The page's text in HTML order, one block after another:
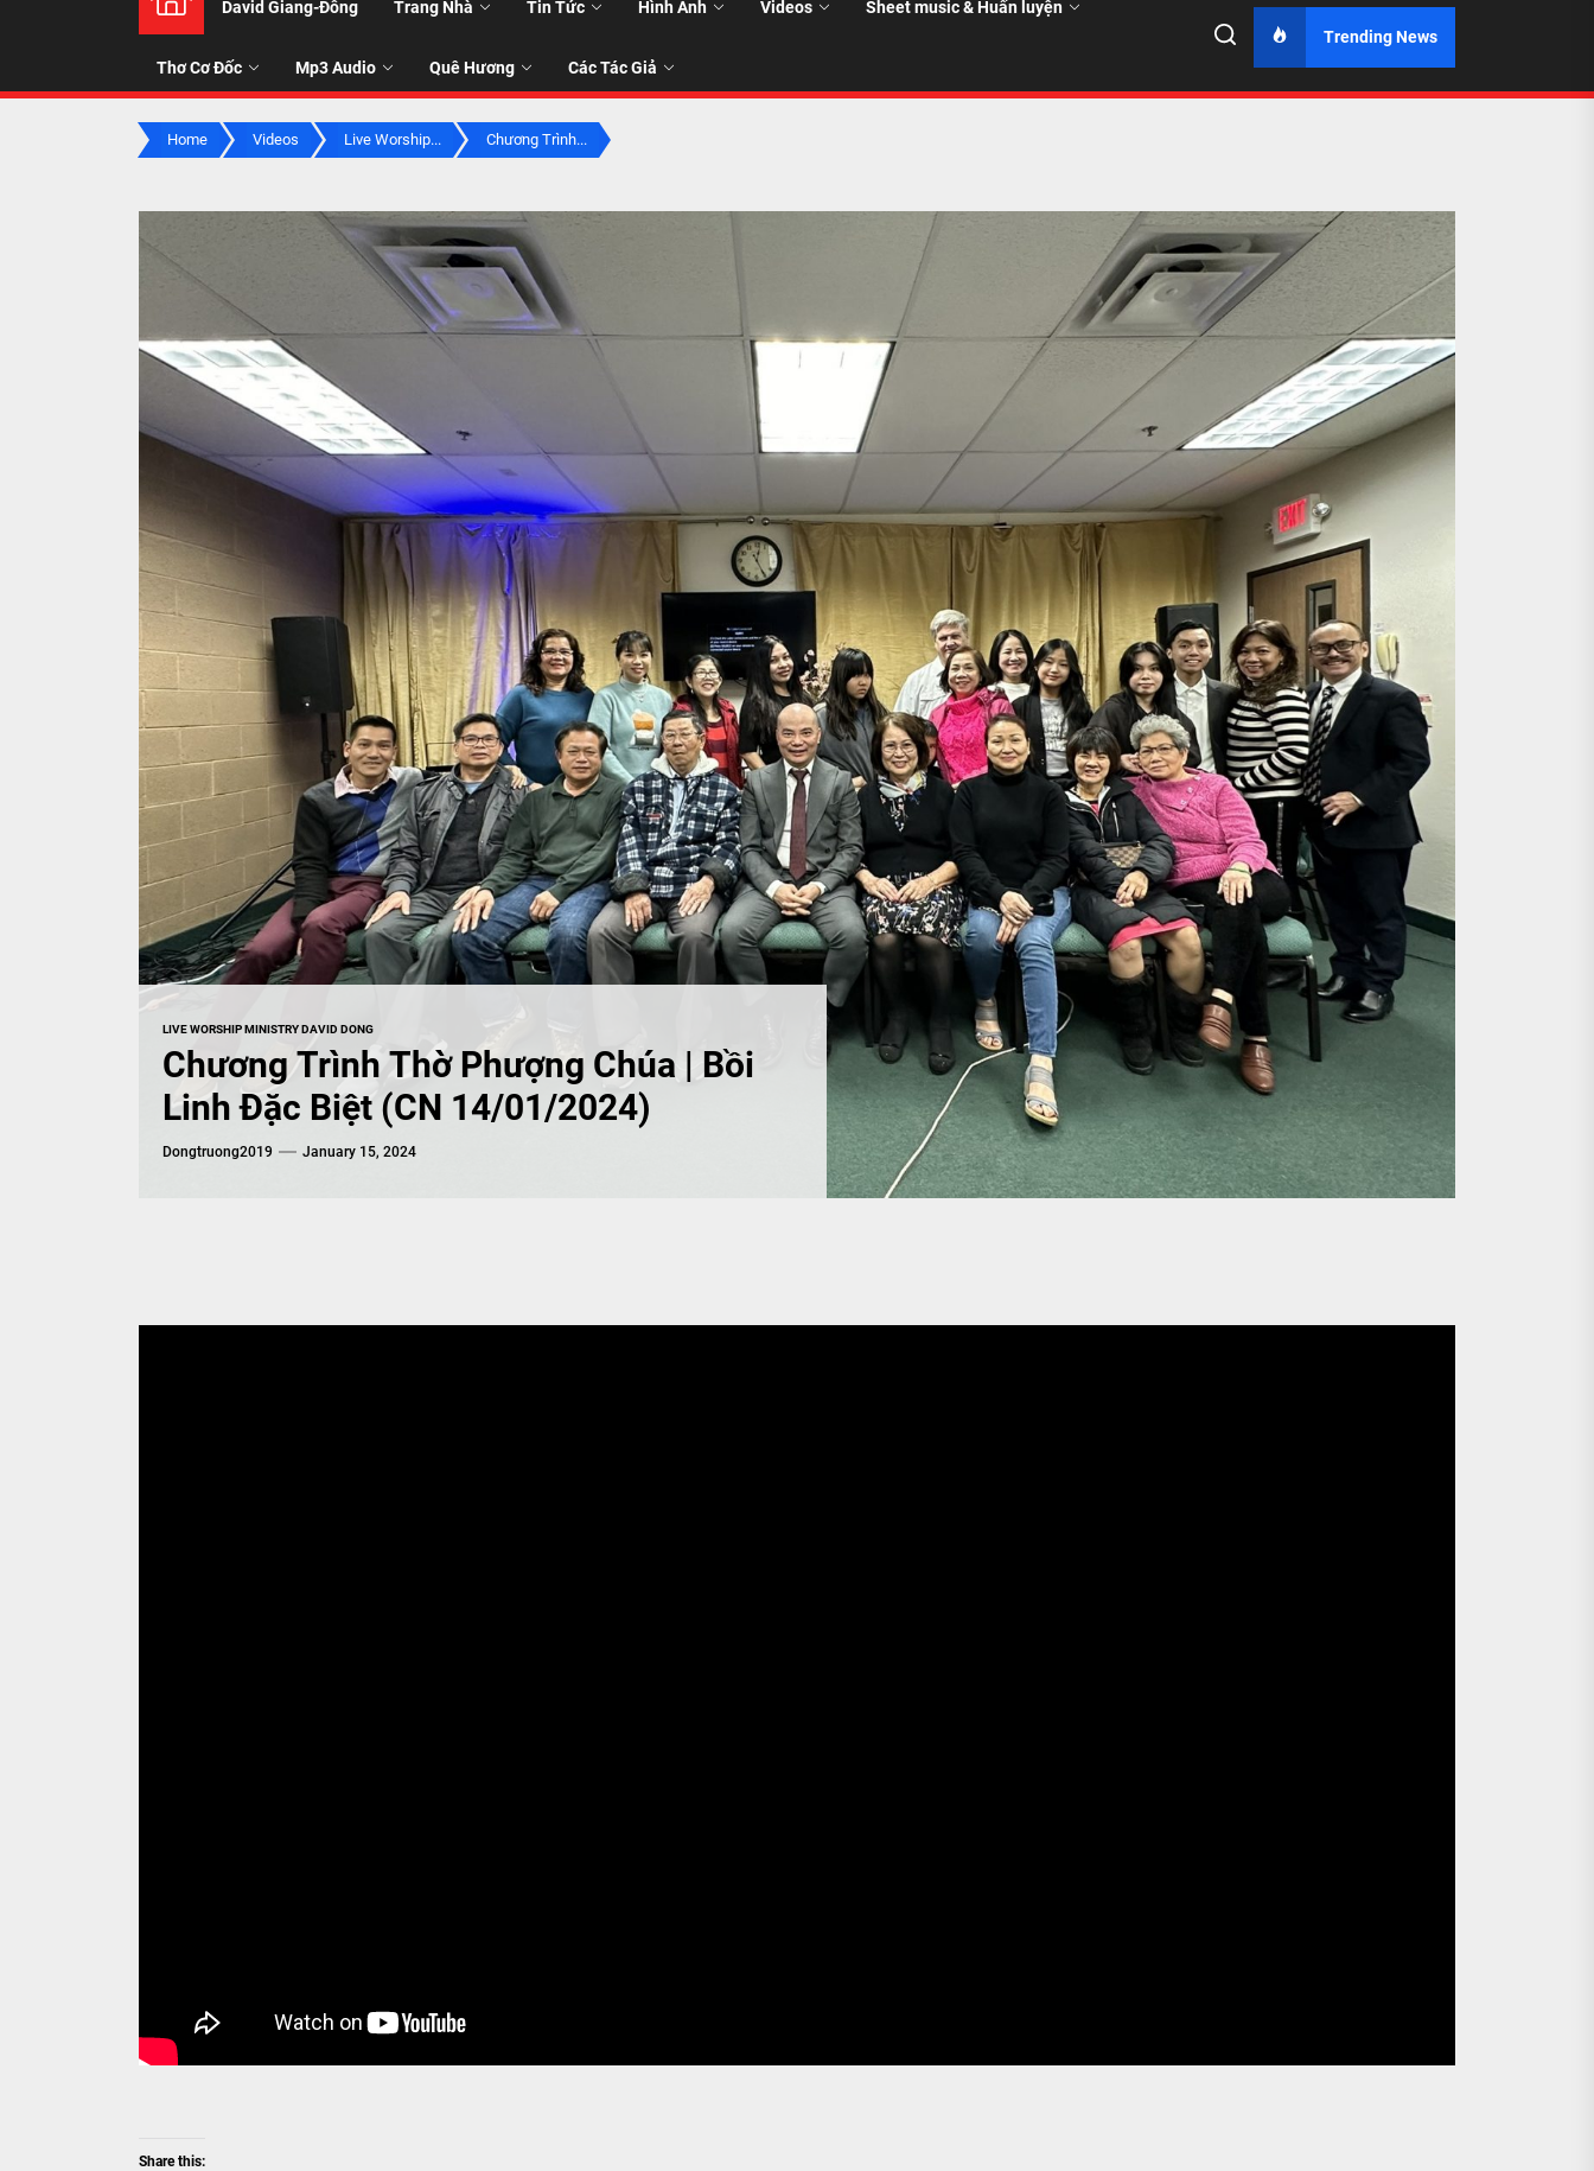
NHẠC
-
TALK
ABOUT
JESUS
CHRIST
THRU
MUSIC
David Giang-Đông Trang Nhà Tin Tức Hình Ảnh Videos Sheet music & Huấn luyện
Thơ Cơ Đốc Mp3 Audio Quê Hương Các Tác Giả
Trending News
Home Videos Live Worship... Chương Trình...
LIVE WORSHIP MINISTRY DAVID DONG
Chương Trình Thờ Phượng Chúa | Bồi
Linh Đặc Biệt (CN 14/01/2024)
Dongtruong2019 January 15, 2024
Share this: